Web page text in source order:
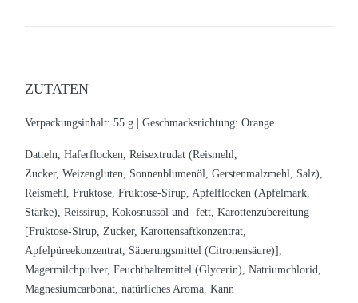
ZUTATEN
Verpackungsinhalt: 55 g | Geschmacksrichtung: Orange
Datteln, Haferflocken, Reisextrudat (Reismehl,
Zucker, Weizengluten, Sonnenblumenöl, Gerstenmalzmehl, Salz),
Reismehl, Fruktose, Fruktose-Sirup, Apfelflocken (Apfelmark,
Stärke), Reissirup, Kokosnussöl und -fett, Karottenzubereitung
[Fruktose-Sirup, Zucker, Karottensaftkonzentrat,
Apfelpüreekonzentrat, Säuerungsmittel (Citronensäure)],
Magermilchpulver, Feuchthaltemittel (Glycerin), Natriumchlorid,
Magnesiumcarbonat, natürliches Aroma. Kann